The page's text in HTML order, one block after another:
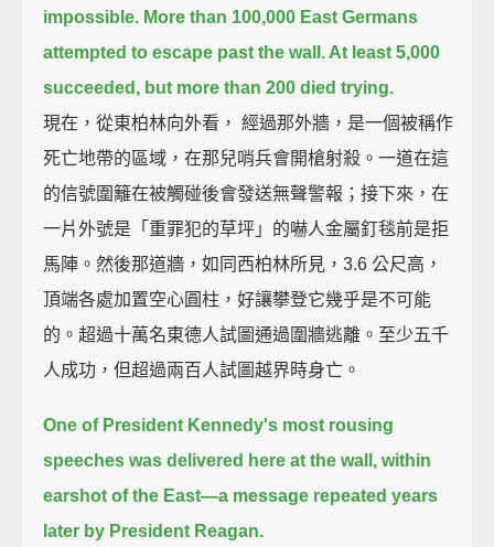
impossible. More than 100,000 East Germans
attempted to escape past the wall. At least 5,000
succeeded, but more than 200 died trying.
現在，從東柏林向外看， 經過那外牆，是一個被稱作
死亡地帶的區域，在那兒哨兵會開槍射殺。一道在這
的信號圍籬在被觸碰後會發送無聲警報；接下來，在
一片外號是「重罪犯的草坪」的嚇人金屬釘毯前是拒
馬陣。然後那道牆，如同西柏林所見，3.6 公尺高，
頂端各處加置空心圓柱，好讓攀登它幾乎是不可能
的。超過十萬名東德人試圖通過圍牆逃離。至少五千
人成功，但超過兩百人試圖越界時身亡。
One of President Kennedy's most rousing
speeches was delivered here at the wall, within
earshot of the East—a message repeated years
later by President Reagan.